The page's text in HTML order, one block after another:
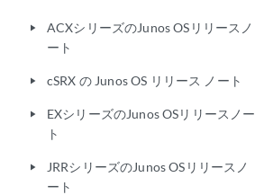
play_arrow
ACXシリーズのJunos OSリリースノ
ート
play_arrow cSRX の Junos OS リリース ノート
play_arrow
EXシリーズのJunos OSリリースノー
ト
play_arrow
JRRシリーズのJunos OSリリースノ
ート